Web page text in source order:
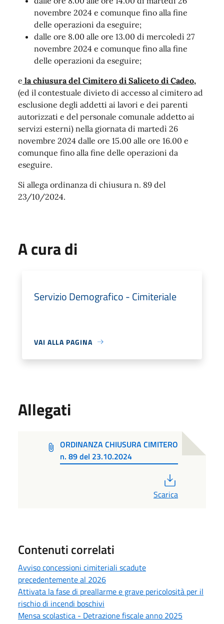
novembre 2024 e comunque fino alla fine
delle operazioni da eseguire;
dalle ore 8.00 alle ore 13.00 di mercoledì 27
novembre 2024 e comunque fino alla fine
delle operazioni da eseguire;
e la chiusura del Cimitero di Saliceto di Cadeo,
(ed il contestuale divieto di accesso al cimitero ad
esclusione degli addetti ai lavori e dei parenti
autorizzati e del personale comunale addetto ai
servizi esterni) nella giornata di martedì 26
novembre 2024 dalle ore 15.00 alle ore 16.00 e
comunque fino alla fine delle operazioni da
eseguire.
Si allega ordinanza di chiusura n. 89 del
23/10/2024.
A cura di
Servizio Demografico - Cimiteriale
VAI ALLA PAGINA
Allegati
ORDINANZA CHIUSURA CIMITERO
n. 89 del 23.10.2024
Scarica
Contenuti correlati
Avviso concessioni cimiteriali scadute
precedentemente al 2026
Attivata la fase di preallarme e grave pericolosità per il
rischio di incendi boschivi
Mensa scolastica - Detrazione fiscale anno 2025